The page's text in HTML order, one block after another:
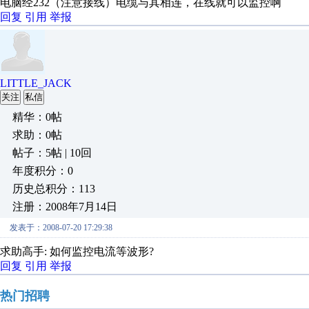
电脑经232（注意接线）电缆与其相连，在线就可以监控啊
回复 引用 举报
LITTLE_JACK
关注 私信
精华：0帖
求助：0帖
帖子：5帖 | 10回
年度积分：0
历史总积分：113
注册：2008年7月14日
发表于：2008-07-20 17:29:38
求助高手: 如何监控电流等波形?
回复 引用 举报
热门招聘